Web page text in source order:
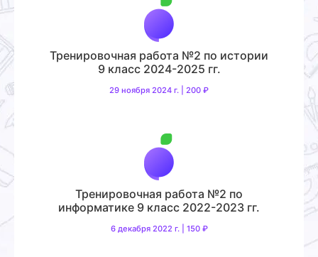
Тренировочная работа №2 по истории
9 класс 2024-2025 гг.
29 ноября 2024 г. | 200 ₽
Тренировочная работа №2 по
информатике 9 класс 2022-2023 гг.
6 декабря 2022 г. | 150 ₽